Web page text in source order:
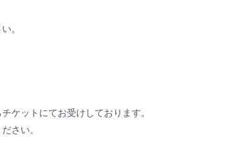
。
ケットにてお受けしております。
さい。